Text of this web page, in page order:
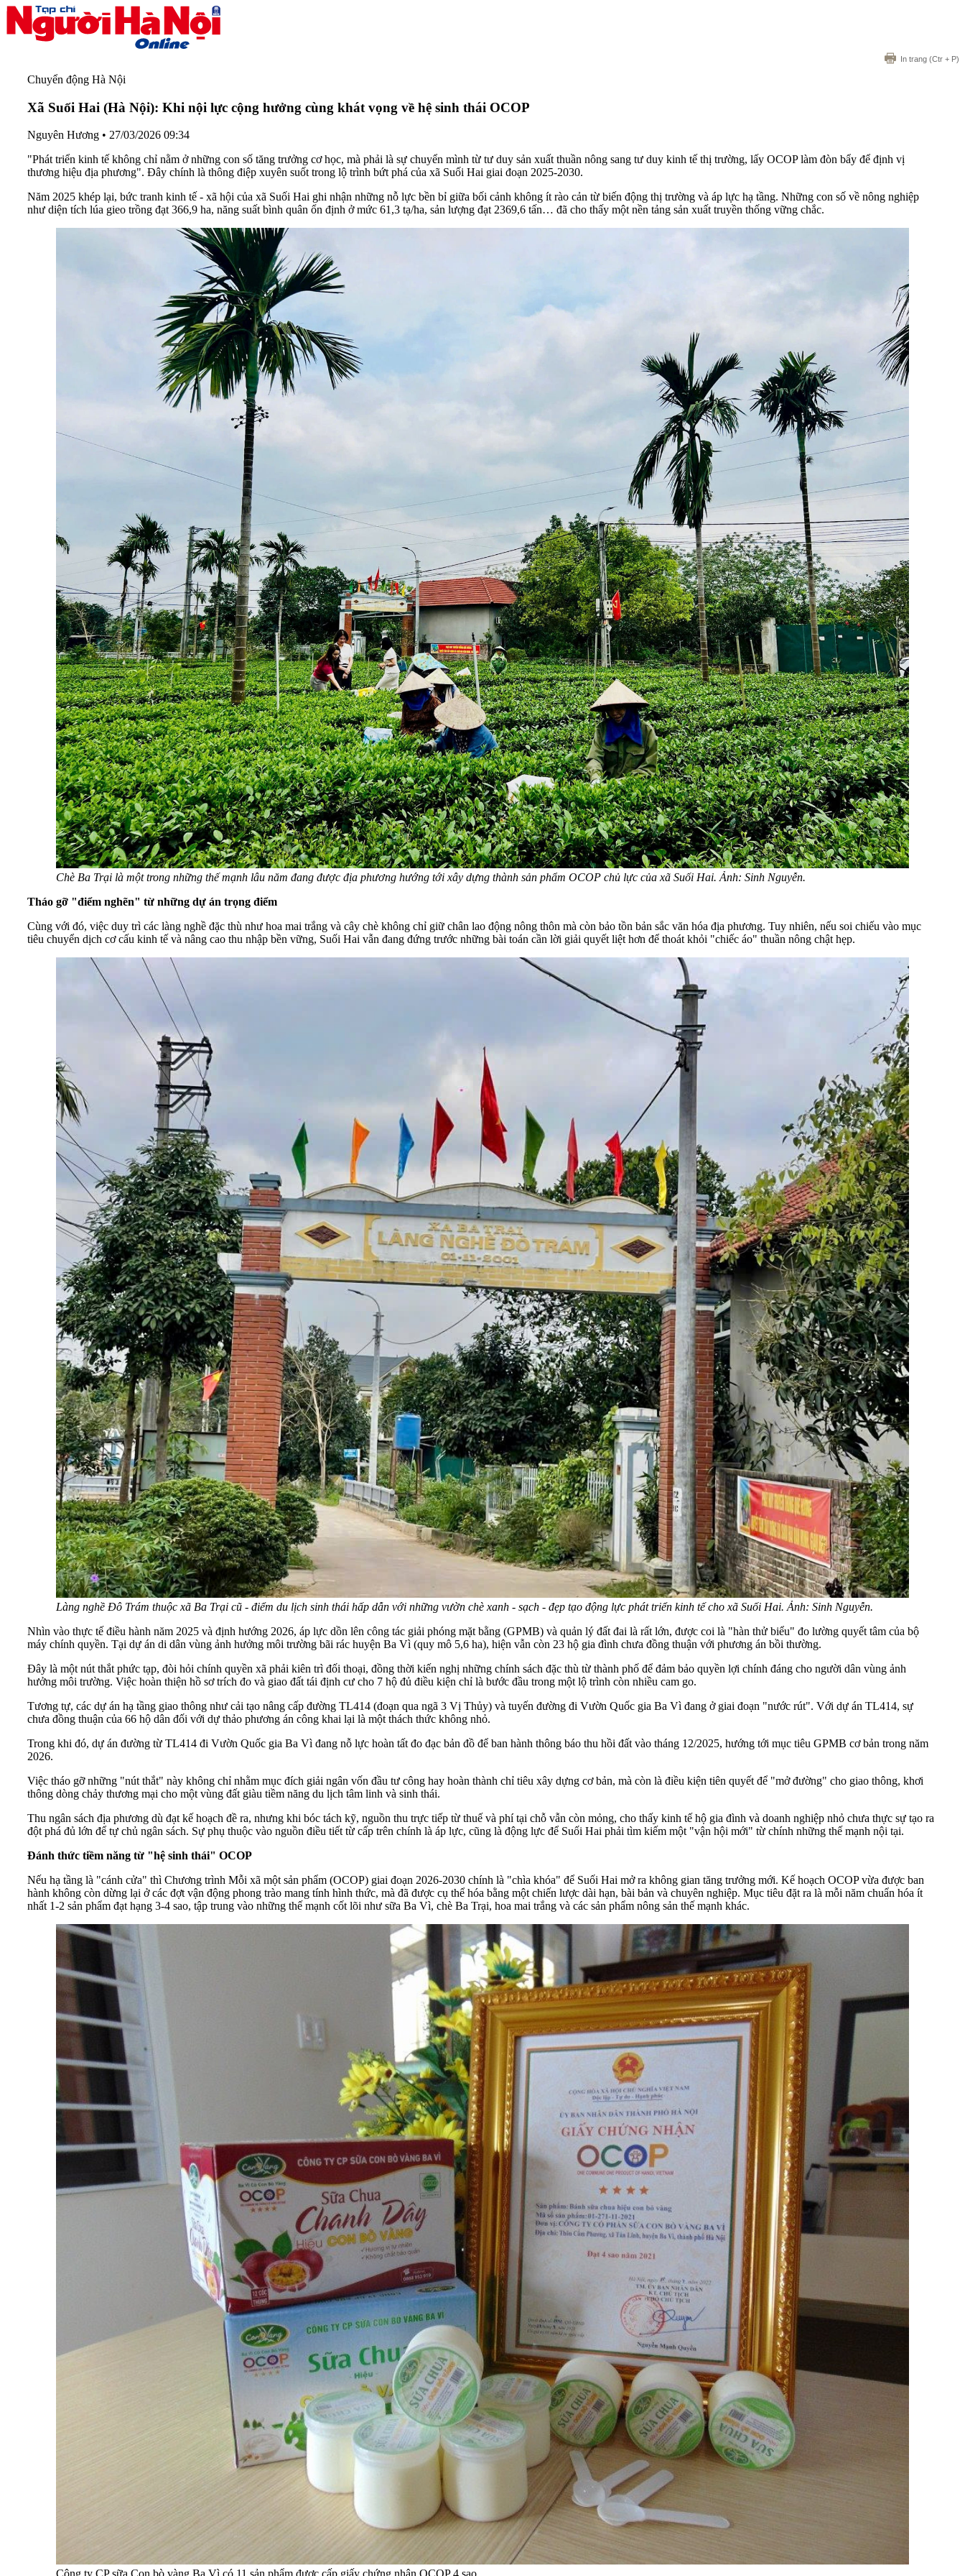
In trang (Ctr + P)
Chuyển động Hà Nội
Xã Suối Hai (Hà Nội): Khi nội lực cộng hưởng cùng khát vọng về hệ sinh thái OCOP
Nguyên Hương • 27/03/2026 09:34
"Phát triển kinh tế không chỉ nằm ở những con số tăng trưởng cơ học, mà phải là sự chuyển mình từ tư duy sản xuất thuần nông sang tư duy kinh tế thị trường, lấy OCOP làm đòn bẩy để định vị
thương hiệu địa phương". Đây chính là thông điệp xuyên suốt trong lộ trình bứt phá của xã Suối Hai giai đoạn 2025-2030.
Năm 2025 khép lại, bức tranh kinh tế - xã hội của xã Suối Hai ghi nhận những nỗ lực bền bỉ giữa bối cảnh không ít rào cản từ biến động thị trường và áp lực hạ tầng. Những con số về nông nghiệp
như diện tích lúa gieo trồng đạt 366,9 ha, năng suất bình quân ổn định ở mức 61,3 tạ/ha, sản lượng đạt 2369,6 tấn… đã cho thấy một nền tảng sản xuất truyền thống vững chắc.
Chè Ba Trại là một trong những thế mạnh lâu năm đang được địa phương hướng tới xây dựng thành sản phẩm OCOP chủ lực của xã Suối Hai. Ảnh: Sinh Nguyễn.
Tháo gỡ "điểm nghẽn" từ những dự án trọng điểm
Cùng với đó, việc duy trì các làng nghề đặc thù như hoa mai trắng và cây chè không chỉ giữ chân lao động nông thôn mà còn bảo tồn bản sắc văn hóa địa phương. Tuy nhiên, nếu soi chiếu vào mục
tiêu chuyển dịch cơ cấu kinh tế và nâng cao thu nhập bền vững, Suối Hai vẫn đang đứng trước những bài toán cần lời giải quyết liệt hơn để thoát khỏi "chiếc áo" thuần nông chật hẹp.
Làng nghề Đô Trám thuộc xã Ba Trại cũ - điểm du lịch sinh thái hấp dẫn với những vườn chè xanh - sạch - đẹp tạo động lực phát triển kinh tế cho xã Suối Hai. Ảnh: Sinh Nguyễn.
Nhìn vào thực tế điều hành năm 2025 và định hướng 2026, áp lực dồn lên công tác giải phóng mặt bằng (GPMB) và quản lý đất đai là rất lớn, được coi là "hàn thử biểu" đo lường quyết tâm của bộ
máy chính quyền. Tại dự án di dân vùng ảnh hưởng môi trường bãi rác huyện Ba Vì (quy mô 5,6 ha), hiện vẫn còn 23 hộ gia đình chưa đồng thuận với phương án bồi thường.
Đây là một nút thắt phức tạp, đòi hỏi chính quyền xã phải kiên trì đối thoại, đồng thời kiến nghị những chính sách đặc thù từ thành phố để đảm bảo quyền lợi chính đáng cho người dân vùng ảnh
hưởng môi trường. Việc hoàn thiện hồ sơ trích đo và giao đất tái định cư cho 7 hộ đủ điều kiện chỉ là bước đầu trong một lộ trình còn nhiều cam go.
Tương tự, các dự án hạ tầng giao thông như cải tạo nâng cấp đường TL414 (đoạn qua ngã 3 Vị Thủy) và tuyến đường đi Vườn Quốc gia Ba Vì đang ở giai đoạn "nước rút". Với dự án TL414, sự
chưa đồng thuận của 66 hộ dân đối với dự thảo phương án công khai lại là một thách thức không nhỏ.
Trong khi đó, dự án đường từ TL414 đi Vườn Quốc gia Ba Vì đang nỗ lực hoàn tất đo đạc bản đồ để ban hành thông báo thu hồi đất vào tháng 12/2025, hướng tới mục tiêu GPMB cơ bản trong năm
2026.
Việc tháo gỡ những "nút thắt" này không chỉ nhằm mục đích giải ngân vốn đầu tư công hay hoàn thành chỉ tiêu xây dựng cơ bản, mà còn là điều kiện tiên quyết để "mở đường" cho giao thông, khơi
thông dòng chảy thương mại cho một vùng đất giàu tiềm năng du lịch tâm linh và sinh thái.
Thu ngân sách địa phương dù đạt kế hoạch đề ra, nhưng khi bóc tách kỹ, nguồn thu trực tiếp từ thuế và phí tại chỗ vẫn còn mỏng, cho thấy kinh tế hộ gia đình và doanh nghiệp nhỏ chưa thực sự tạo ra
đột phá đủ lớn để tự chủ ngân sách. Sự phụ thuộc vào nguồn điều tiết từ cấp trên chính là áp lực, cũng là động lực để Suối Hai phải tìm kiếm một "vận hội mới" từ chính những thế mạnh nội tại.
Đánh thức tiềm năng từ "hệ sinh thái" OCOP
Nếu hạ tầng là "cánh cửa" thì Chương trình Mỗi xã một sản phẩm (OCOP) giai đoạn 2026-2030 chính là "chìa khóa" để Suối Hai mở ra không gian tăng trưởng mới. Kế hoạch OCOP vừa được ban
hành không còn dừng lại ở các đợt vận động phong trào mang tính hình thức, mà đã được cụ thể hóa bằng một chiến lược dài hạn, bài bản và chuyên nghiệp. Mục tiêu đặt ra là mỗi năm chuẩn hóa ít
nhất 1-2 sản phẩm đạt hạng 3-4 sao, tập trung vào những thế mạnh cốt lõi như sữa Ba Vì, chè Ba Trại, hoa mai trắng và các sản phẩm nông sản thế mạnh khác.
Công ty CP sữa Con bò vàng Ba Vì có 11 sản phẩm được cấp giấy chứng nhận OCOP 4 sao.